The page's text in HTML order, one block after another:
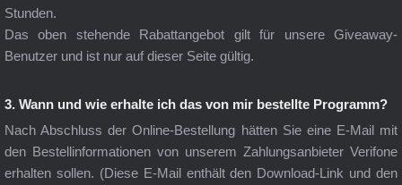
Stunden.
Das oben stehende Rabattangebot gilt für unsere Giveaway-
Benutzer und ist nur auf dieser Seite gültig.
3. Wann und wie erhalte ich das von mir bestellte Programm?
Nach Abschluss der Online-Bestellung hätten Sie eine E-Mail mit
den Bestellinformationen von unserem Zahlungsanbieter Verifone
erhalten sollen. (Diese E-Mail enthält den Download-Link und den